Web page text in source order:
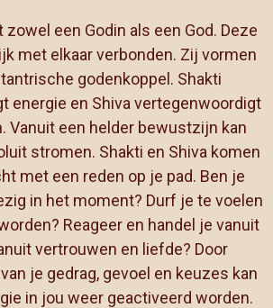
zowel een Godin als een God. Deze
met elkaar verbonden. Zij vormen
godenkoppel. Shakti
energie en Shiva vertegenwoordigt
Vanuit een helder bewustzijn kan
stromen. Shakti en Shiva komen
met een reden op je pad. Ben je
in het moment? Durf je te voelen
Reageer en handel je vanuit
vertrouwen en liefde? Door
je gedrag, gevoel en keuzes kan
in jou weer geactiveerd worden.